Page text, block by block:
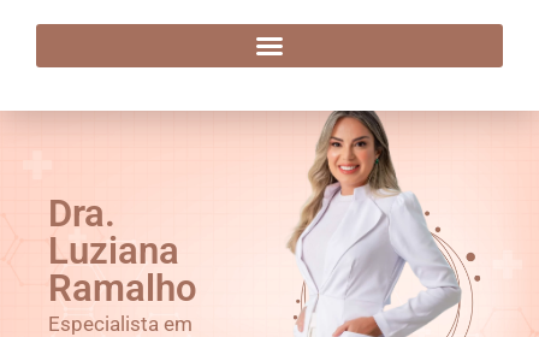
Dra. Luziana Ramalho
Dra.
Luziana
Ramalho
Especialista em